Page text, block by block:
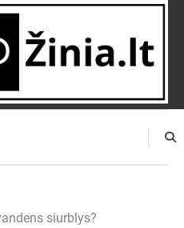
NAUJIENĄ
siurblys?